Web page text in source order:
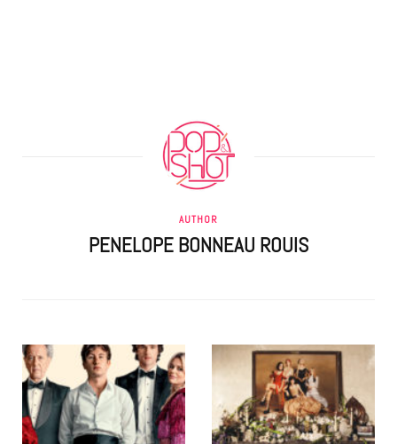
AUTHOR
PENELOPE BONNEAU ROUIS